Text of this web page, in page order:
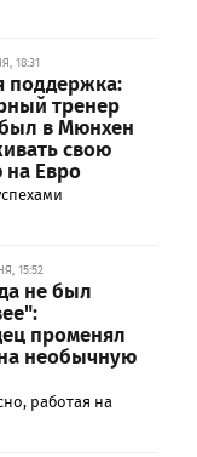
18:31
поддержка:
тренер
в Мюнхен
свою
Евро
15:52
не был
променял
необычную
работая на